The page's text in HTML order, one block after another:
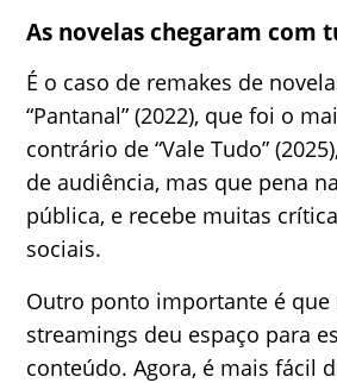
As novelas chegaram com
É o caso de remakes de
“Pantanal” (2022), que foi o
contrário de “Vale Tudo”
de audiência, mas que pena
pública, e recebe muitas
sociais.
Outro ponto importante é
streamings deu espaço para
conteúdo. Agora, é mais fácil